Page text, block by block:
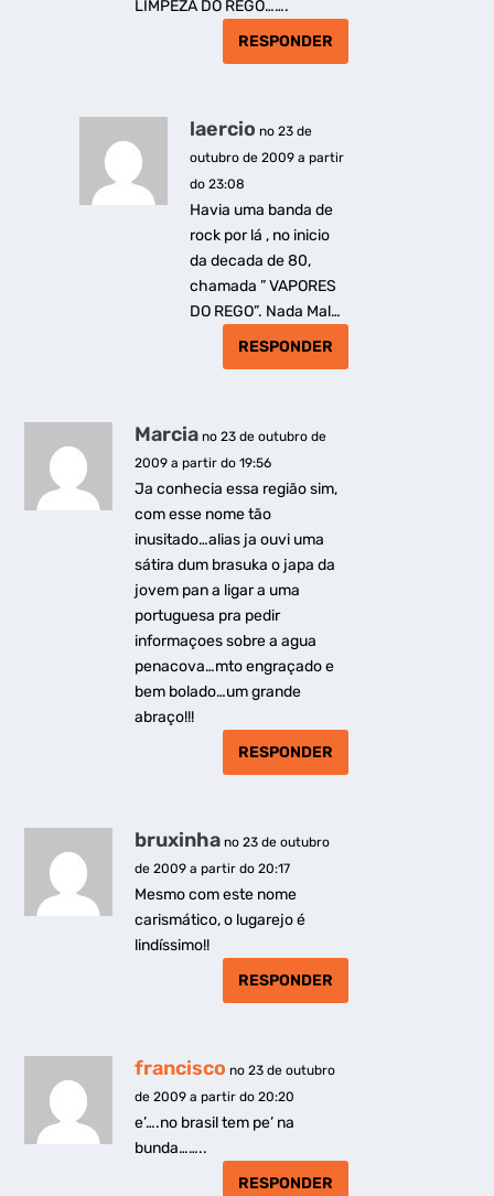
LIMPEZA DO REGO…….
RESPONDER
laercio no 23 de
outubro de 2009 a partir
do 23:08
Havia uma banda de
rock por lá , no inicio
da decada de 80,
chamada ” VAPORES
DO REGO”. Nada Mal…
RESPONDER
Marcia no 23 de outubro de
2009 a partir do 19:56
Ja conhecia essa região sim,
com esse nome tão
inusitado…alias ja ouvi uma
sátira dum brasuka o japa da
jovem pan a ligar a uma
portuguesa pra pedir
informaçoes sobre a agua
penacova…mto engraçado e
bem bolado…um grande
abraço!!!
RESPONDER
bruxinha no 23 de outubro
de 2009 a partir do 20:17
Mesmo com este nome
carismático, o lugarejo é
lindíssimo!!
RESPONDER
francisco no 23 de outubro
de 2009 a partir do 20:20
e’….no brasil tem pe’ na
bunda……..
RESPONDER